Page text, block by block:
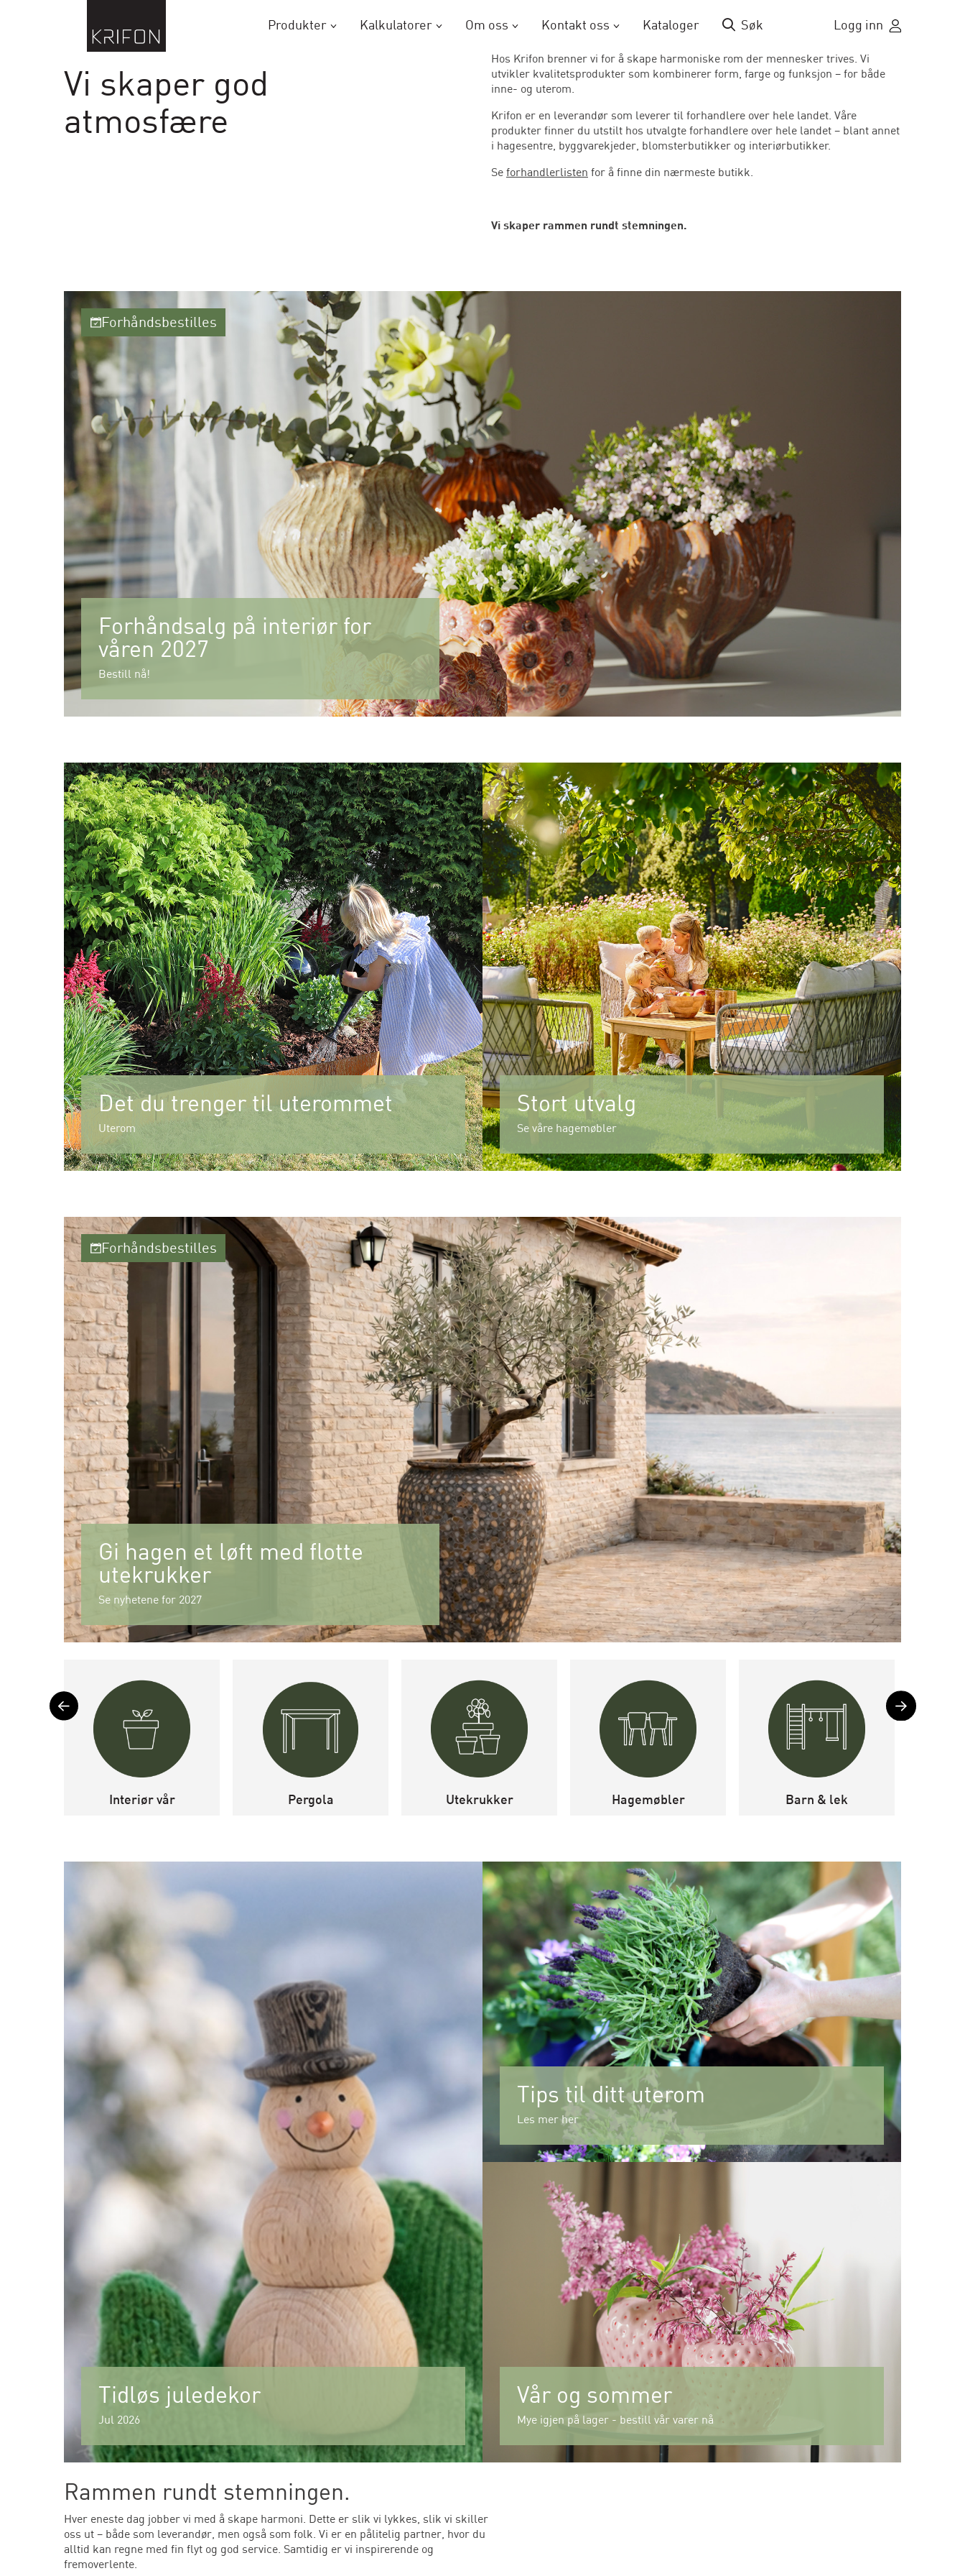
Produkter Kalkulatorer Om oss Kontakt oss Kataloger Søk Logg inn
Vi skaper god
atmosfære
Hos Krifon brenner vi for å skape harmoniske rom der mennesker trives. Vi
utvikler kvalitetsprodukter som kombinerer form, farge og funksjon – for både
inne- og uterom.
Krifon er en leverandør som leverer til forhandlere over hele landet. Våre
produkter finner du utstilt hos utvalgte forhandlere over hele landet – blant annet
i hagesentre, byggvarekjeder, blomsterbutikker og interiørbutikker.
Se forhandlerlisten for å finne din nærmeste butikk.
Vi skaper rammen rundt stemningen.
Forhåndsbestilles
Forhåndsalg på interiør for
våren 2027
Bestill nå!
Det du trenger til uterommet
Uterom
Stort utvalg
Se våre hagemøbler
Forhåndsbestilles
Gi hagen et løft med flotte
utekrukker
Se nyhetene for 2027
Interiør vår Pergola Utekrukker Hagemøbler Barn & lek
Tidløs juledekor
Jul 2026
Tips til ditt uterom
Les mer her
Vår og sommer
Mye igjen på lager - bestill vår varer nå
Rammen rundt stemningen.
Hver eneste dag jobber vi med å skape harmoni. Dette er slik vi lykkes, slik vi skiller
oss ut – både som leverandør, men også som folk. Vi er en pålitelig partner, hvor du
alltid kan regne med fin flyt og god service. Samtidig er vi inspirerende og
fremoverlente.